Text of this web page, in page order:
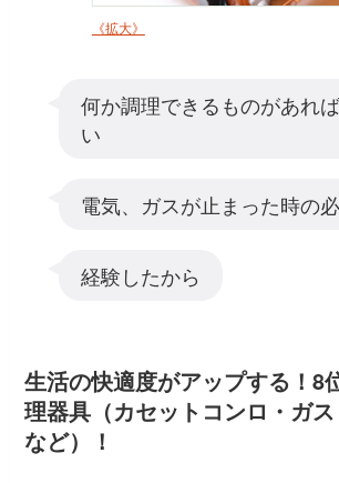
《拡大》
何か調理できるものがあれ
い
電気、ガスが止まった時の
経験したから
生活の快適度がアップする！8
理器具（カセットコンロ・ガ
など）！